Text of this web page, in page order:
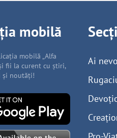
mobilă
mobilă „Alfa
fii la curent cu știri,
și noutăți!
Ai